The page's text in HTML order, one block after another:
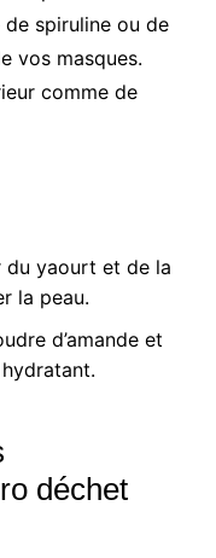
spiruline ou de
vos masques.
comme de
yaourt et de la
la peau.
d’amande et
déchet